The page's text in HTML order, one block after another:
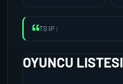
TS IP :
OYUNCU LISTESI